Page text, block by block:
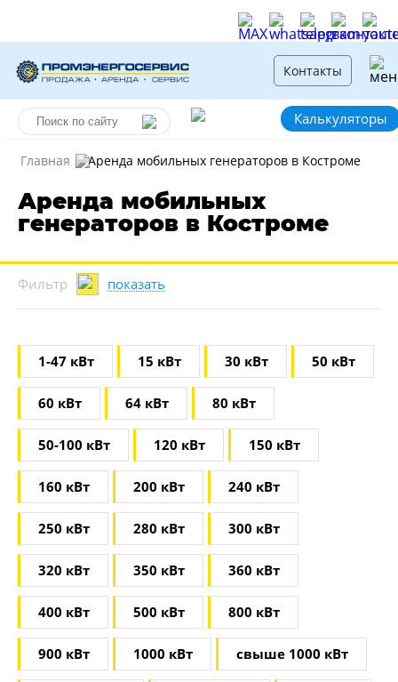
Контакты
Калькуляторы
Главная Аренда мобильных генераторов в Костроме
Аренда мобильных
генераторов в Костроме
Фильтр показать
1-47 кВт 15 кВт 30 кВт 50 кВт
60 кВт 64 кВт 80 кВт
50-100 кВт 120 кВт 150 кВт
160 кВт 200 кВт 240 кВт
250 кВт 280 кВт 300 кВт
320 кВт 350 кВт 360 кВт
400 кВт 500 кВт 800 кВт
900 кВт 1000 кВт свыше 1000 кВт